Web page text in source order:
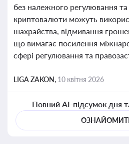
без належного регулювання та
криптовалюти можуть
шахрайства, відмивання
що вимагає посилення
сфері регулювання та
LIGA ZAKON, 10 квітня 2026
Повний AI-підсумок дня